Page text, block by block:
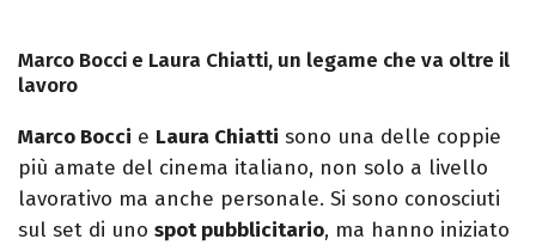
Marco Bocci e Laura Chiatti, un legame che va oltre il
lavoro
Marco Bocci e Laura Chiatti sono una delle coppie
più amate del cinema italiano, non solo a livello
lavorativo ma anche personale. Si sono conosciuti
sul set di uno spot pubblicitario, ma hanno iniziato